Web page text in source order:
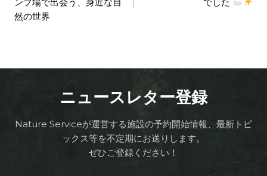
然の世界
ニュースレター登録
Nature Serviceが運営する施設の予約開始情報、最新トピ
ックス等を不定期にお送りします。
ぜひご登録ください！